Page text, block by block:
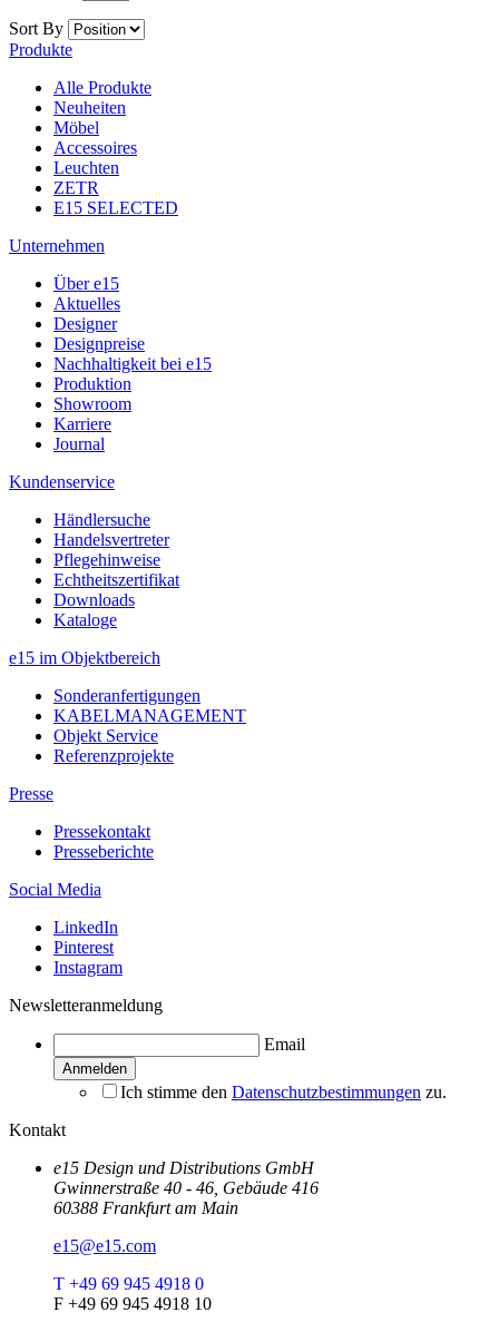
Sort By
Produkte
Alle Produkte
Neuheiten
Möbel
Accessoires
Leuchten
ZETR
E15 SELECTED
Unternehmen
Über e15
Aktuelles
Designer
Designpreise
Nachhaltigkeit bei e15
Produktion
Showroom
Karriere
Journal
Kundenservice
Händlersuche
Handelsvertreter
Pflegehinweise
Echtheitszertifikat
Downloads
Kataloge
e15 im Objektbereich
Sonderanfertigungen
KABELMANAGEMENT
Objekt Service
Referenzprojekte
Presse
Pressekontakt
Presseberichte
Social Media
LinkedIn
Pinterest
Instagram
Newsletteranmeldung
Email
Ich stimme den Datenschutzbestimmungen zu.
Kontakt
e15 Design und Distributions GmbH
Gwinnerstraße 40 - 46, Gebäude 416
60388 Frankfurt am Main
e15@e15.com
T +49 69 945 4918 0
F +49 69 945 4918 10